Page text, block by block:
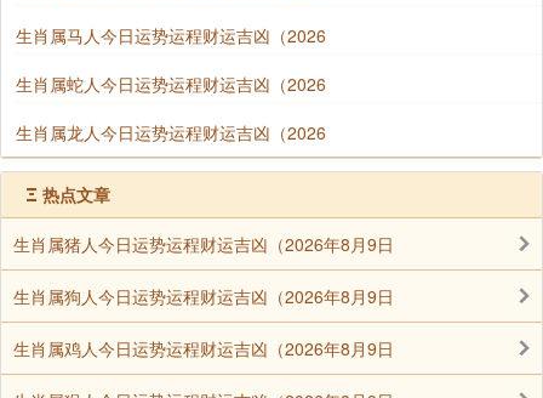
生肖属马人今日运势运程财运吉凶（2026
生肖属蛇人今日运势运程财运吉凶（2026
生肖属龙人今日运势运程财运吉凶（2026
Ξ 热点文章
生肖属猪人今日运势运程财运吉凶（2026年8月9日
生肖属狗人今日运势运程财运吉凶（2026年8月9日
生肖属鸡人今日运势运程财运吉凶（2026年8月9日